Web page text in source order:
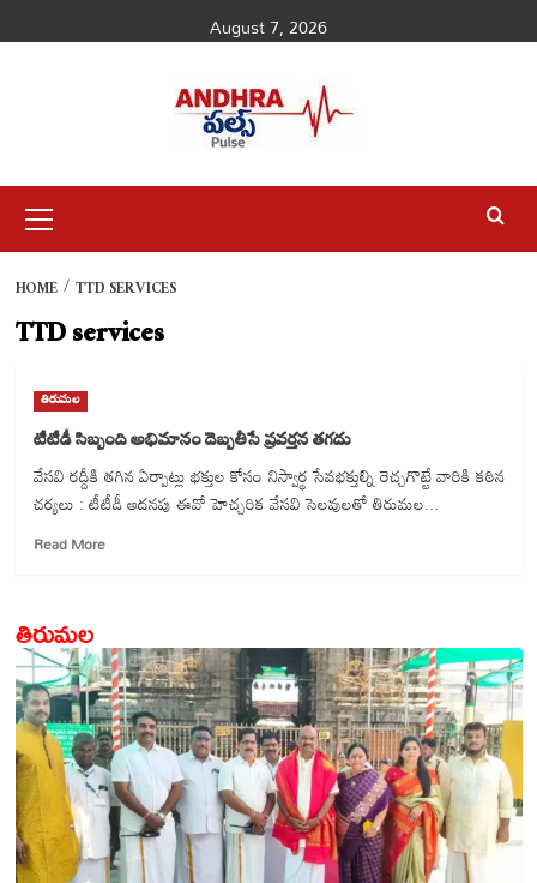
to
August 7, 2026
Menu
HOME TTD SERVICES
TTD services
తిరుమల
టీటీడీ సిబ్బంది అభిమానం దెబ్బతీసే ప్రవర్తన తగదు
వేసవి రద్దీకి తగిన ఏర్పాట్లు భక్తుల కోసం నిస్వార్థ సేవభక్తుల్ని రెచ్చగొట్టే వారికి కఠిన
చర్యలు : టీటీడీ అదనపు ఈవో హెచ్చరిక వేసవి సెలవులతో తిరుమల...
Read MoreRead
అభిమానం
దెబ్బతీసే
ప్రవర్తన
తగదు
తిరుమల